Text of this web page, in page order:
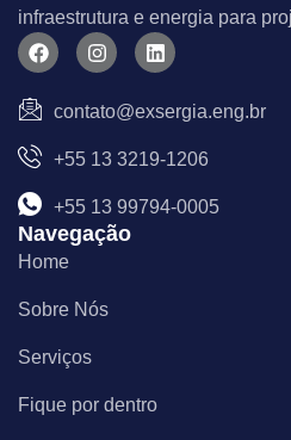
infraestrutura e energia para
F
a
e
b
o
o
I
n
t
a
r
m
L
i
k
e
i
contato@exsergia.eng.br
+55 13 3219-1206
+55 13 99794-0005
Navegação
Home
Sobre Nós
Serviços
Fique por dentro